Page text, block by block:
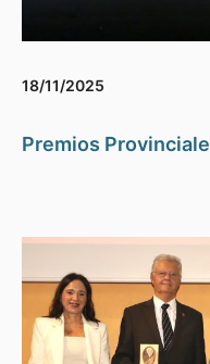
18/11/2025
Premios